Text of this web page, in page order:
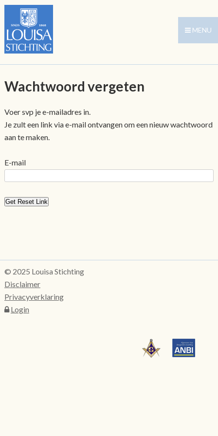
MENU
Wachtwoord vergeten
Voer svp je e-mailadres in.
Je zult een link via e-mail ontvangen om een nieuw wachtwoord
aan te maken.
E-mail
© 2025 Louisa Stichting
Disclaimer
Privacyverklaring
Login